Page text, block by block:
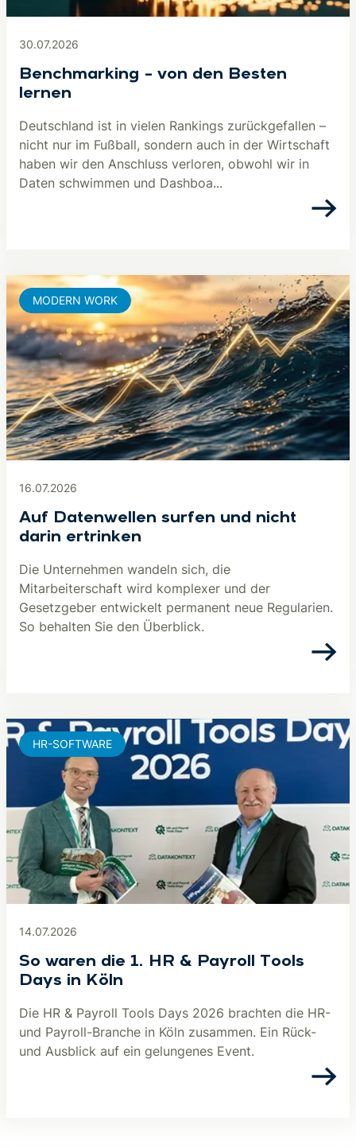
30.07.2026
Benchmarking – von den Besten
lernen
Deutschland ist in vielen Rankings zurückgefallen –
nicht nur im Fußball, sondern auch in der Wirtschaft
haben wir den Anschluss verloren, obwohl wir in
Daten schwimmen und Dashboa...
16.07.2026
Auf Datenwellen surfen und nicht
darin ertrinken
Die Unternehmen wandeln sich, die
Mitarbeiterschaft wird komplexer und der
Gesetzgeber entwickelt permanent neue Regularien.
So behalten Sie den Überblick.
MODERN WORK
14.07.2026
So waren die 1. HR & Payroll Tools
Days in Köln
Die HR & Payroll Tools Days 2026 brachten die HR-
und Payroll-Branche in Köln zusammen. Ein Rück-
und Ausblick auf ein gelungenes Event.
HR-SOFTWARE